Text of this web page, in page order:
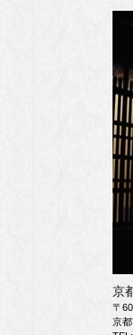
京
〒
京